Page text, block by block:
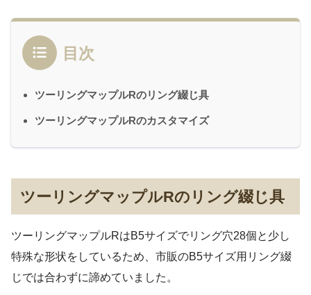
目次
ツーリングマップルRのリング綴じ具
ツーリングマップルRのカスタマイズ
ツーリングマップルRのリング綴じ具
ツーリングマップルRはB5サイズでリング穴28個と少し
特殊な形状をしているため、市販のB5サイズ用リング綴
じでは合わずに諦めていました。